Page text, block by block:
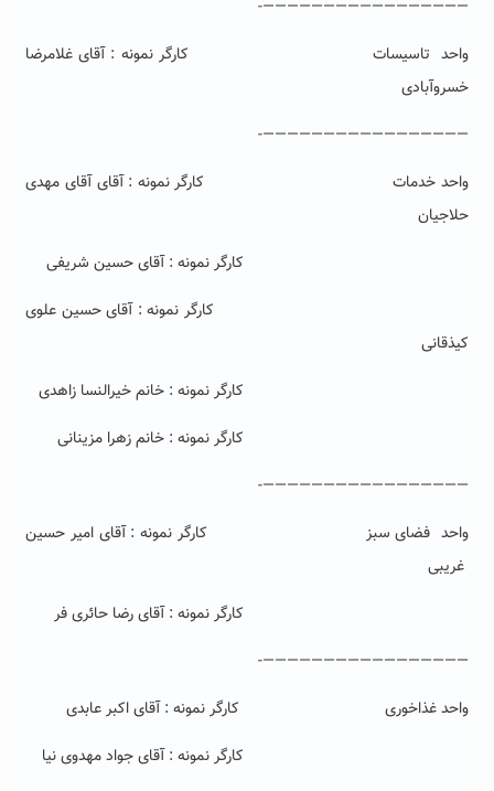
—————————————————-
واحد تاسیسات کارگر نمونه : آقای غلامرضا
خسروآبادی
—————————————————-
واحد خدمات کارگر نمونه : آقای آقای مهدی
حلاجیان
کارگر نمونه : آقای حسین شریفی
کارگر نمونه : آقای حسین علوی
کیذقانی
کارگر نمونه : خانم خیرالنسا زاهدی
کارگر نمونه : خانم زهرا مزینانی
—————————————————-
واحد فضای سبز کارگر نمونه : آقای امیر حسین
غریبی
کارگر نمونه : آقای رضا حائری فر
—————————————————-
واحد غذاخوری کارگر نمونه : آقای اکبر عابدی
کارگر نمونه : آقای جواد مهدوی نیا